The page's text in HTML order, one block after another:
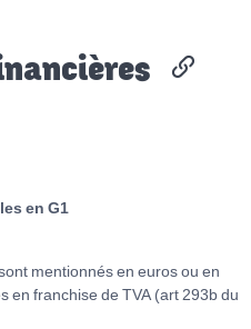
en G1
mentionnés en euros ou en
en franchise de TVA (art 293b du